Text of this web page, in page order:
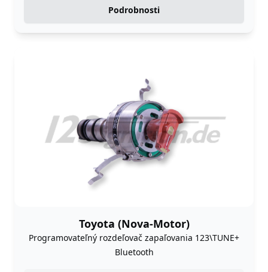
Podrobnosti
Toyota (Nova-Motor)
Programovateľný rozdeľovač zapaľovania 123\TUNE+
Bluetooth